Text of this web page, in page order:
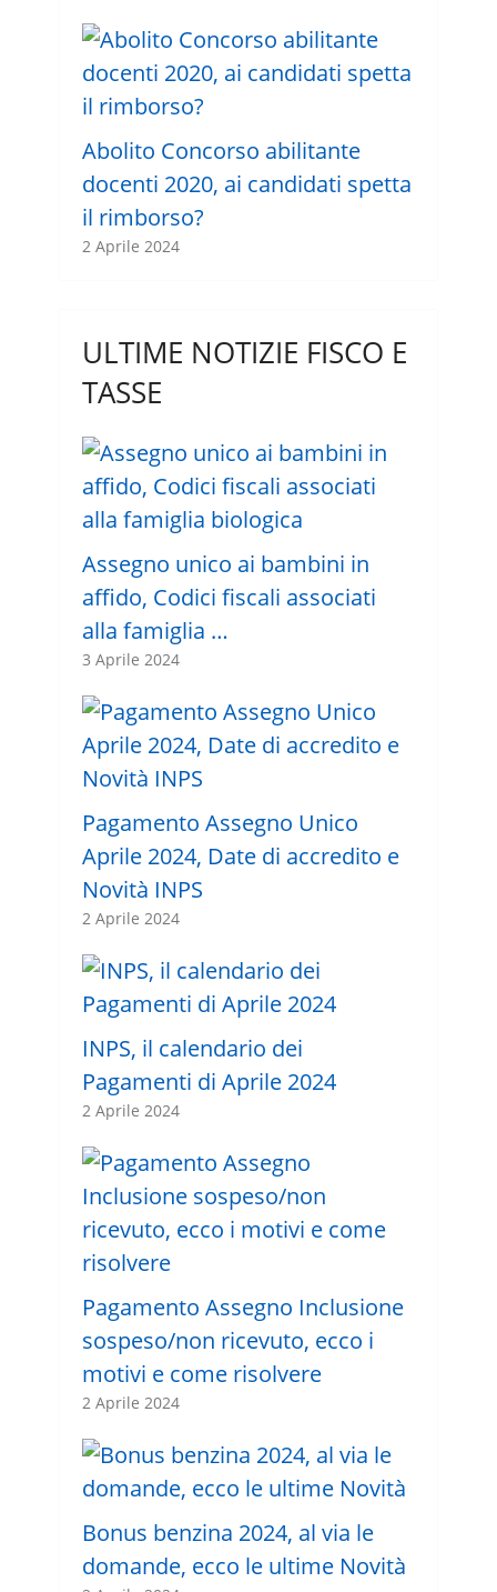
Abolito Concorso abilitante
docenti 2020, ai candidati spetta
il rimborso?
2 Aprile 2024
ULTIME NOTIZIE FISCO E
TASSE
Assegno unico ai bambini in
affido, Codici fiscali associati
alla famiglia …
3 Aprile 2024
Pagamento Assegno Unico
Aprile 2024, Date di accredito e
Novità INPS
2 Aprile 2024
INPS, il calendario dei
Pagamenti di Aprile 2024
2 Aprile 2024
Pagamento Assegno Inclusione
sospeso/non ricevuto, ecco i
motivi e come risolvere
2 Aprile 2024
Bonus benzina 2024, al via le
domande, ecco le ultime Novità